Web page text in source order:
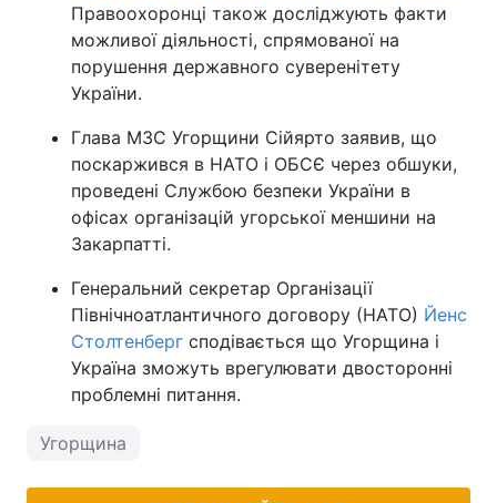
Правоохоронці також досліджують факти
можливої діяльності, спрямованої на
порушення державного суверенітету
України.
Глава МЗС Угорщини Сійярто заявив, що
поскаржився в НАТО і ОБСЄ через обшуки,
проведені Службою безпеки України в
офісах організацій угорської меншини на
Закарпатті.
Генеральний секретар Організації
Північноатлантичного договору (НАТО) Йенс
Столтенберг сподівається що Угорщина і
Україна зможуть врегулювати двосторонні
проблемні питання.
Угорщина